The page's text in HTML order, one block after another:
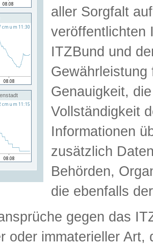
aller Sorgfalt
veröffentlichten
ITZBund und
Genauigkeit,
Vollständigkeit
Informationen
zusätzlich
Behörden,
die ebenfalls
gegen das
oder immaterieller